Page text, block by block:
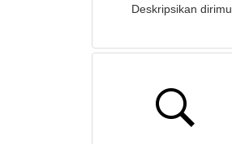
Deskripsikan dirimu